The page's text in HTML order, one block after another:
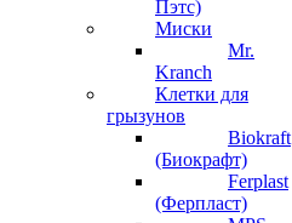
Пэтс)
Миски
Mr.
Kranch
Клетки для
грызунов
Biokraft
(Биокрафт)
Ferplast
(Ферпласт)